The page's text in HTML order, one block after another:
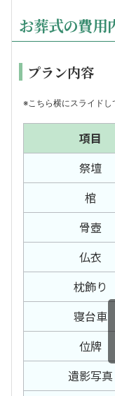
お葬式の費用
プラン内容
※こちら横にスライド
項目
祭壇
棺
骨壺
仏衣
枕飾り
寝台車
位牌
遺影写真